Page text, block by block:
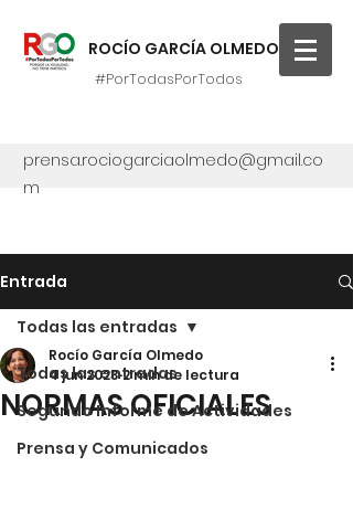
#PorTodasPorTodos
prensa.rociogarciaolmedo@gmail.co
m
ROCÍO GARCÍA OLMEDO
Entrada
Todas las entradas
Segundo Informe de Actividades
Prensa y Comunicados
Todas las entradas
NORMAS OFICIALES
Rocío García Olmedo
4 jun 20232 min de lectura